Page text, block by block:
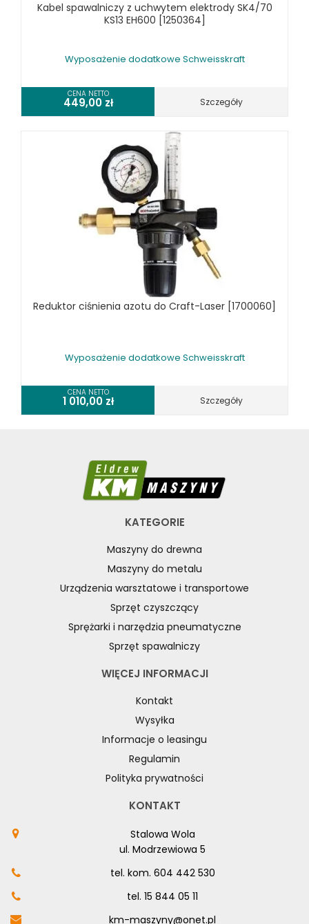
Kabel spawalniczy z uchwytem elektrody SK4/70
KS13 EH600 [1250364]
Wyposażenie dodatkowe Schweisskraft
CENA NETTO
449,00 zł Szczegóły
Reduktor ciśnienia azotu do Craft-Laser [1700060]
Wyposażenie dodatkowe Schweisskraft
CENA NETTO
1 010,00 zł Szczegóły
KATEGORIE
Maszyny do drewna
Maszyny do metalu
Urządzenia warsztatowe i transportowe
Sprzęt czyszczący
Sprężarki i narzędzia pneumatyczne
Sprzęt spawalniczy
WIĘCEJ INFORMACJI
Kontakt
Wysyłka
Informacje o leasingu
Regulamin
Polityka prywatności
KONTAKT
Stalowa Wola
ul. Modrzewiowa 5
tel. kom. 604 442 530
tel. 15 844 05 11
km-maszyny@onet.pl